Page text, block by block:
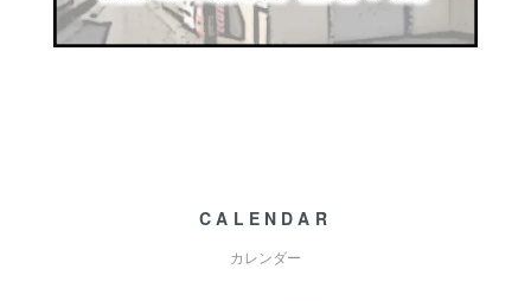
CALENDAR
カレンダー